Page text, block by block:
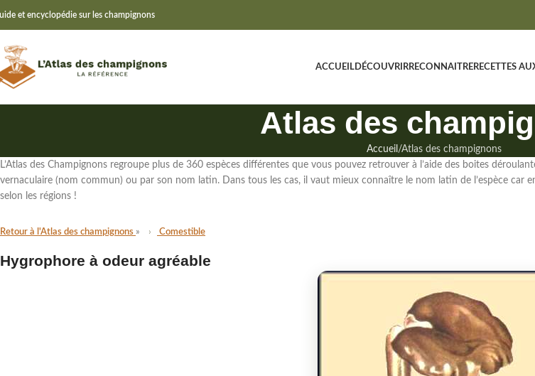
et encyclopédie sur les champignons
ACCUEIL DÉCOUVRIRRECONNAITRERECETTES
Atlas des
Accueil Atlas des champignons
L’Atlas des Champignons regroupe plus de 360 espèces différentes que vous pouvez retrouver à l’aide des boites
vernaculaire (nom commun) ou par son nom latin. Dans tous les cas, il vaut mieux connaître le nom latin de l’espèce car
selon les régions !
Retour à l'Atlas des champignons Comestible
Hygrophore à odeur agréable